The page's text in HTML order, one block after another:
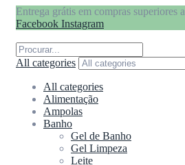
Entrega grátis em compras superiores a
Facebook Instagram
All categories
All categories
Alimentação
Ampolas
Banho
Gel de Banho
Gel Limpeza
Leite